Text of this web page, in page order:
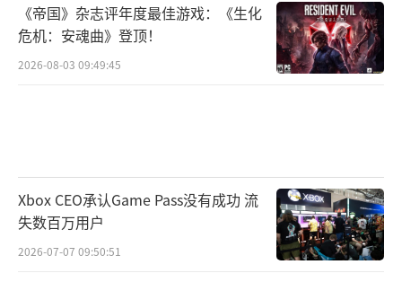
《帝国》杂志评年度最佳游戏：《生化
危机：安魂曲》登顶！
2026-08-03 09:49:45
Xbox CEO承认Game Pass没有成功 流
失数百万用户
2026-07-07 09:50:51